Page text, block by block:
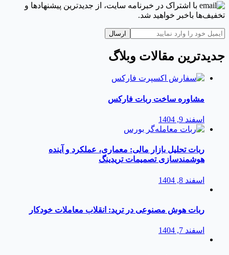
با اشتراک در خبرنامه سایت، از جدیدترین پیشنهادها و
تخفیف‌ها باخبر خواهید شد.
ارسال
جدیدترین مقالات وبلاگ
مشاوره ساخت ربات فارکس
اسفند 9, 1404
ربات تحلیل بازار مالی: معماری، عملکرد و آینده
هوشمندسازی تصمیمات تریدینگ
اسفند 8, 1404
ربات هوش مصنوعی در ترید: انقلاب معاملات خودکار
اسفند 7, 1404